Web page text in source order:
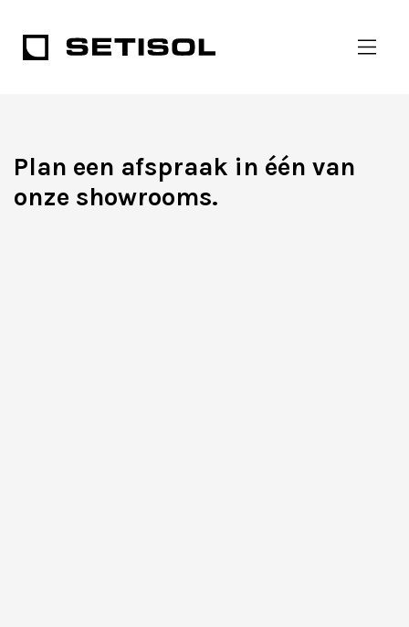
Plan een afspraak in één van
onze showrooms.